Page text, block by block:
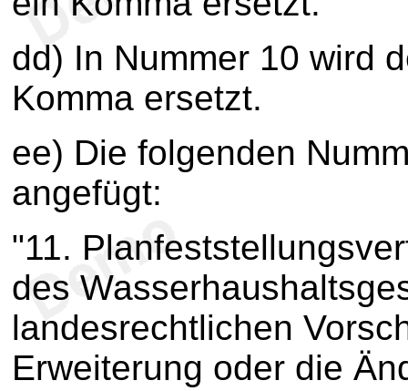
dd) In Nummer 10 wird
Komma ersetzt.
ee) Die folgenden
angefügt:
"11.
des
landesrechtlichen
Erweiterung oder die